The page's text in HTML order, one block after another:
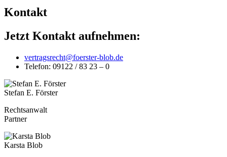
Kontakt
Jetzt Kontakt aufnehmen:
vertragsrecht@foerster-blob.de
Telefon: 09122 / 83 23 – 0
Stefan E. Förster
Rechtsanwalt
Partner
Karsta Blob